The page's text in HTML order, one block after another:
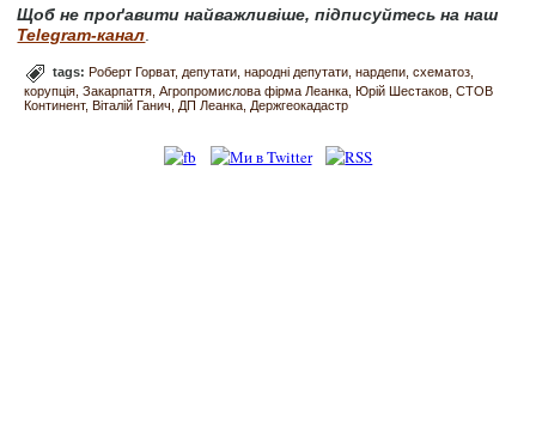
Щоб не проґавити найважливіше, підписуйтесь на наш
Telegram-канал
tags:Роберт Горват депутати народні депутати нардепи схематоз
корупція Закарпаття Агропромислова фірма Леанка Юрій Шестаков СТОВ
Континент Віталій Ганич ДП Леанка Держгеокадастр